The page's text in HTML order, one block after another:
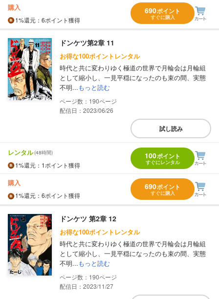
購入
1%還元 ：6ポイント獲得
690ポイント
すぐに購入
ドンケツ第2章 11
お得な100ポイントレンタル
時代と共に変わりゆく極道の世界で月輪会は月輪組
として縮小し、一見平穏になったのも束の間、実態
不明...もっと読む
190
配信日：2023/06/26
試し読み
レンタル(48時間)
1%還元 ：1ポイント獲得
100ポイント
すぐにレンタル
購入
1%還元 ：6ポイント獲得
690ポイント
すぐに購入
ドンケツ 第2章 12
お得な100ポイントレンタル
時代と共に変わりゆく極道の世界で月輪会は月輪組
として縮小し、一見平穏になったのも束の間、実態
不明...もっと読む
190
配信日：2023/11/27